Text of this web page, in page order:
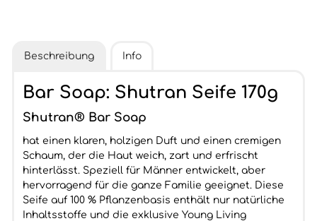
Beschreibung Info
Bar Soap: Shutran Seife 170g
Shutran® Bar Soap
hat einen klaren, holzigen Duft und einen cremigen
Schaum, der die Haut weich, zart und erfrischt
hinterlässt. Speziell für Männer entwickelt, aber
hervorragend für die ganze Familie geeignet. Diese
Seife auf 100 % Pflanzenbasis enthält nur natürliche
Inhaltsstoffe und die exklusive Young Living